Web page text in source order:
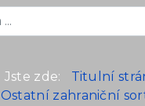
Jste zde:
Titulní
Ostatní zahraniční